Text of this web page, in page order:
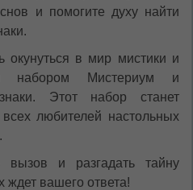
и помогите духу найти
окунуться в мир мистики и
набором Мистериум и
Этот набор станет
любителей настольных
и разгадать тайну
ждет вашего ответа!